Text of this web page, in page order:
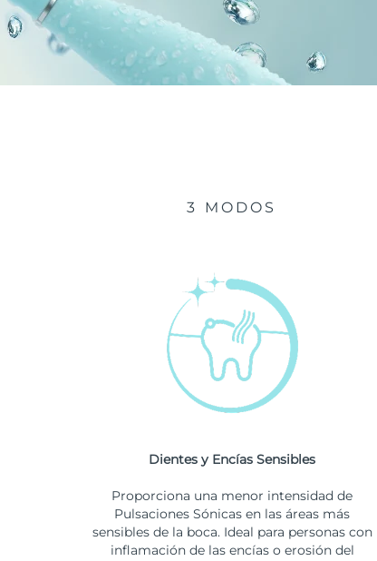
3 MODOS
Dientes y Encías Sensibles
Proporciona una menor intensidad de
Pulsaciones Sónicas en las áreas más
sensibles de la boca. Ideal para personas con
inflamación de las encías o erosión del